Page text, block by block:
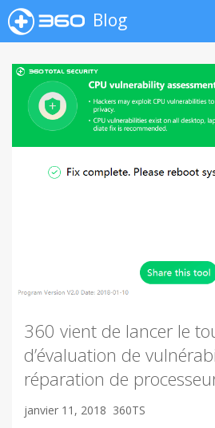
Blog
360 vient de lancer le
d’évaluation de
réparation de
janvier 11, 2018 360TS